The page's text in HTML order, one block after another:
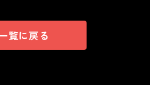
覧に戻る